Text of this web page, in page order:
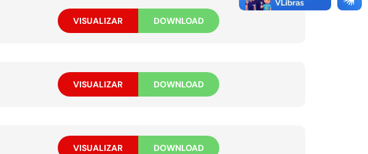
VISUALIZAR DOWNLOAD
VISUALIZAR DOWNLOAD
VISUALIZAR DOWNLOAD